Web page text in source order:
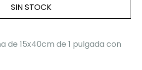
SIN STOCK
de 15x40cm de 1 pulgada con